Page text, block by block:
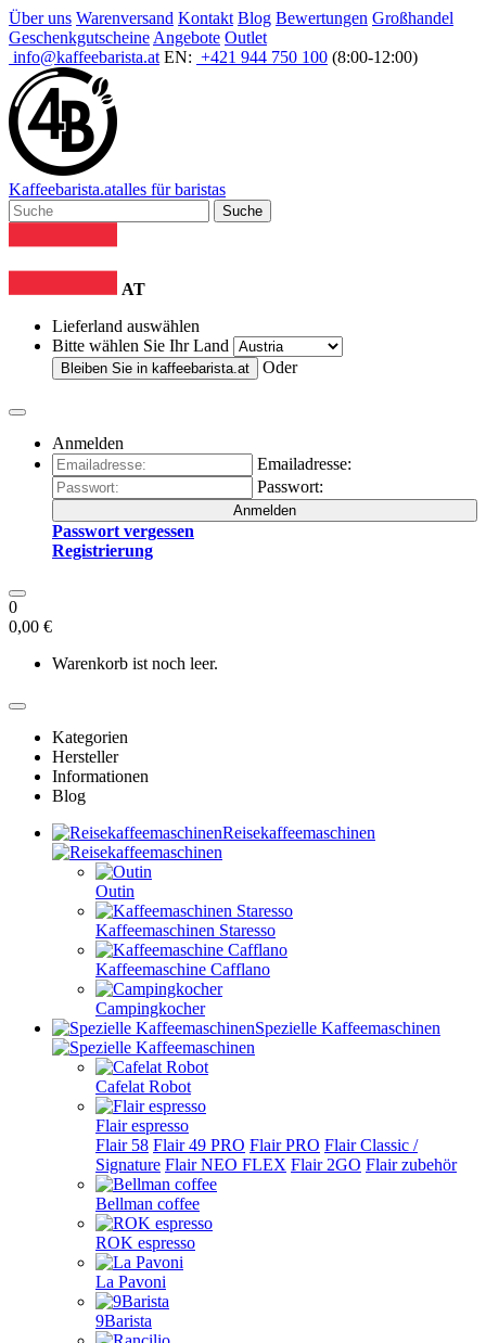
Über uns Warenversand Kontakt Blog Bewertungen Großhandel
Geschenkgutscheine Angebote Outlet
info@kaffeebarista.at EN: +421 944 750 100 (8:00-12:00)
Kaffeebarista.atalles für baristas
Suche
AT
Lieferland auswählen
Bitte wählen Sie Ihr Land
Bleiben Sie in kaffeebarista.at Oder
Anmelden
Emailadresse:
Passwort:
Anmelden
Passwort vergessen
Registrierung
0
0,00 €
Warenkorb ist noch leer.
Kategorien
Hersteller
Informationen
Blog
Reisekaffeemaschinen
Outin
Kaffeemaschinen Staresso
Kaffeemaschine Cafflano
Campingkocher
Spezielle Kaffeemaschinen
Cafelat Robot
Flair espresso
Flair 58 Flair 49 PRO Flair PRO Flair Classic /
Signature Flair NEO FLEX Flair 2GO Flair zubehör
Bellman coffee
ROK espresso
La Pavoni
9Barista